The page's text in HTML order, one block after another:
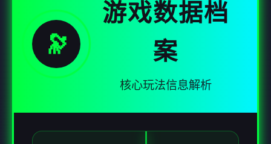
🔭
游戏数据档
案
核心玩法信息解析